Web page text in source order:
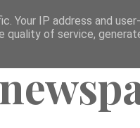
Your IP address and
quality of service,